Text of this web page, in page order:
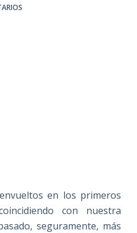
en los primeros
con nuestra
seguramente, más